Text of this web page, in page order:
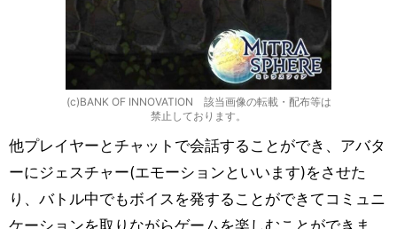
(c)BANK OF INNOVATION 該当画像の転載・配布等は
禁止しております。
他プレイヤーとチャットで会話することができ、アバタ
ーにジェスチャー(エモーションといいます)をさせた
り、バトル中でもボイスを発することができてコミュニ
ケーションを取りながらゲームを楽しむことができま